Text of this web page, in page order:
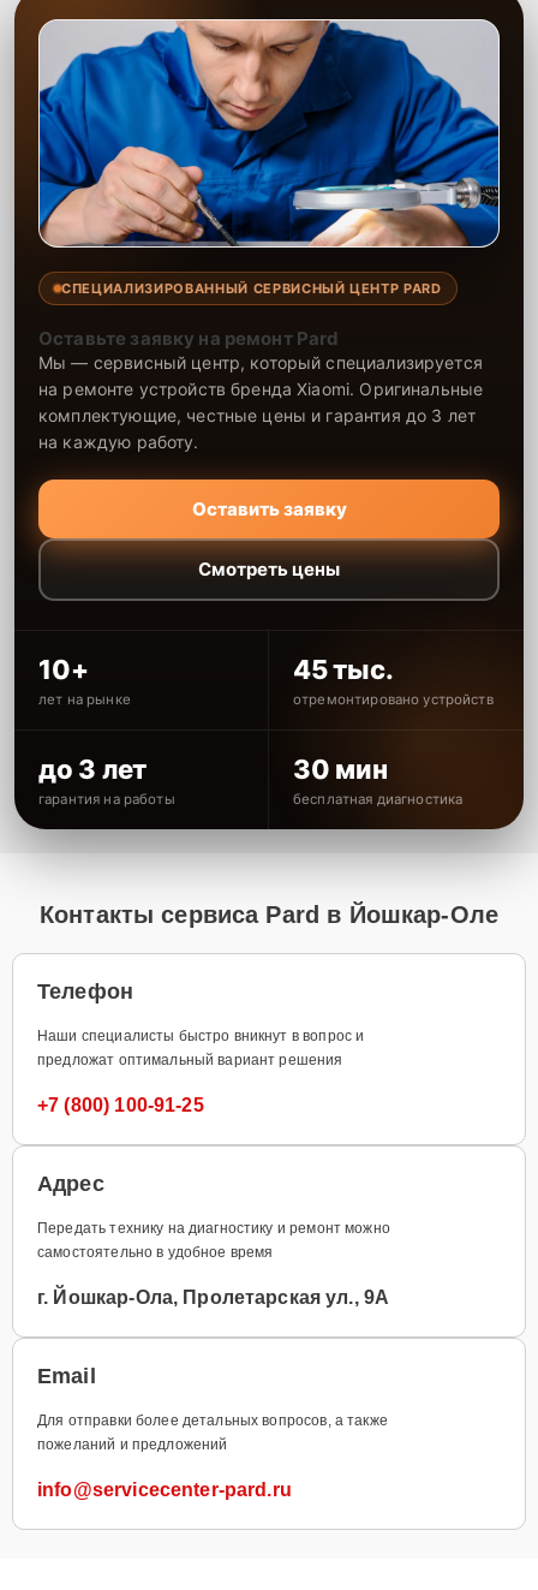
СПЕЦИАЛИЗИРОВАННЫЙ СЕРВИСНЫЙ ЦЕНТР PARD
Оставьте заявку на ремонт Pard
Мы — сервисный центр, который специализируется
на ремонте устройств бренда Xiaomi. Оригинальные
комплектующие, честные цены и гарантия до 3 лет
на каждую работу.
Оставить заявку
Смотреть цены
10+
лет на рынке
45 тыс.
отремонтировано устройств
до 3 лет
гарантия на работы
30 мин
бесплатная диагностика
Контакты сервиса Pard в Йошкар-Оле
Телефон
Наши специалисты быстро вникнут в вопрос и
предложат оптимальный вариант решения
+7 (800) 100-91-25
Адрес
Передать технику на диагностику и ремонт можно
самостоятельно в удобное время
г. Йошкар-Ола, Пролетарская ул., 9А
Email
Для отправки более детальных вопросов, а также
пожеланий и предложений
info@servicecenter-pard.ru